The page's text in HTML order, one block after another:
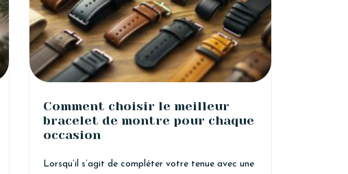
Comment choisir le meilleur
bracelet de montre pour chaque
occasion
Lorsqu’il s’agit de compléter votre tenue avec une